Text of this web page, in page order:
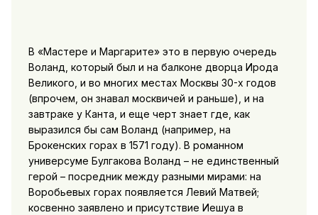
В «Мастере и Маргарите» это в первую очередь
Воланд, который был и на балконе дворца Ирода
Великого, и во многих местах Москвы 30-х годов
(впрочем, он знавал москвичей и раньше), и на
завтраке у Канта, и еще черт знает где, как
выразился бы сам Воланд (например, на
Брокенских горах в 1571 году). В романном
универсуме Булгакова Воланд – не единственный
герой – посредник между разными мирами: на
Воробьевых горах появляется Левий Матвей;
косвенно заявлено и присутствие Иешуа в